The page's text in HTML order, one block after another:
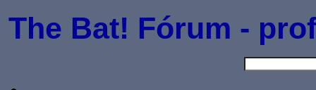
The Bat! Fórum -